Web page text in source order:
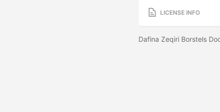
LICENSE INFO
Dafina Zeqiri Borstels